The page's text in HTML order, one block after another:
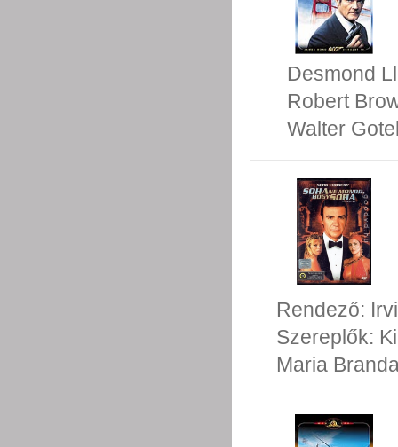
Desmond
Robert
Walter
Rendező:
Szereplők:
Maria